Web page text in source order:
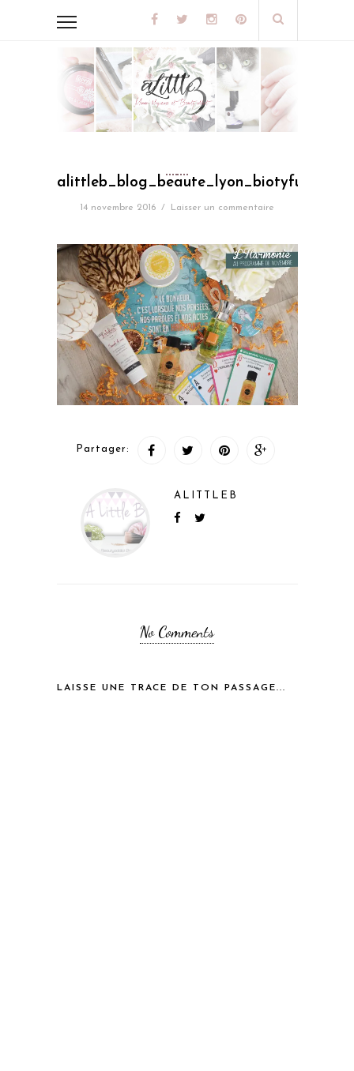
14 novembre 2016 / Laisser un commentaire
Partager:
ALITTLEB
No Comments
LAISSE UNE TRACE DE TON PASSAGE...